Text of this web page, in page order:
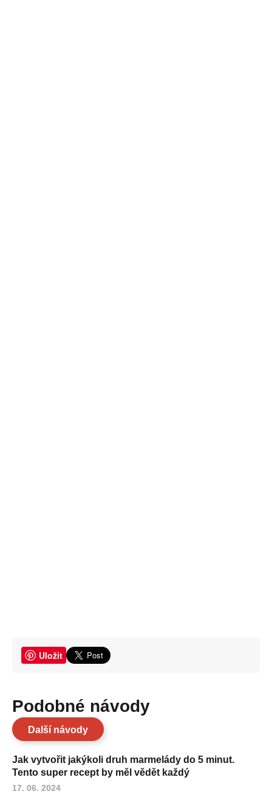
Uložit
Podobné návody
Další návody
Jak vytvořit jakýkoli druh marmelády do 5 minut.
Tento super recept by měl vědět každý
17. 06. 2024